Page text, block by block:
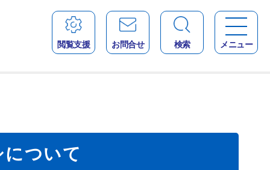
閲覧支援 お問合せ 検索 メニュー
ついて